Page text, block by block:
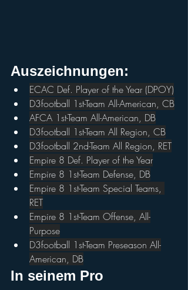
Auszeichnungen:
ECAC Def. Player of the Year (DPOY)
D3football 1st-Team All-American, CB
AFCA 1st-Team All-American, DB
D3football 1st-Team All Region, CB
D3football 2nd-Team All Region, RET
Empire 8 Def. Player of the Year
Empire 8 1st-Team Defense, DB
Empire 8 1st-Team Special Teams,
RET
Empire 8 1st-Team Offense, All-
Purpose
D3football 1st-Team Preseason All-
American, DB
In seinem Pro